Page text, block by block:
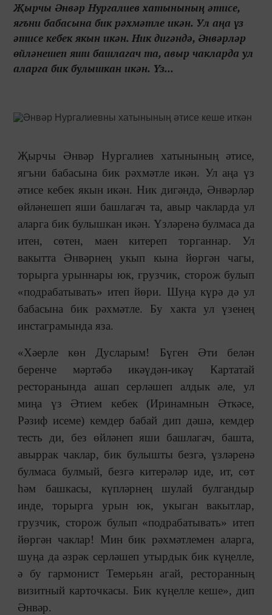
Җырчы Әнвәр Нургалиев хатынының әтисе,
ягъни бабасына бик рәхмәтле икән. Ул аңа үз
әтисе кебек якын икән. Ник дигәндә, Әнвәрләр
өйләнешеп яши башлагач та, авыр чакларда ул
аларга бик булышкан икән. Үз...
Җырчы Әнвәр Нургалиев хатынының әтисе,
ягъни бабасына бик рәхмәтле икән. Ул аңа үз
әтисе кебек якын икән. Ник дигәндә, Әнвәрләр
өйләнешеп яши башлагач та, авыр чакларда ул
аларга бик булышкан икән. Үзләренә булмаса да
итен, сөтен, маен китереп торганнар. Ул
вакытта Әнвәрнең укып кына йөргән чагы,
торырга урыннары юк, грузчик, сторож булып
«подрабатывать» итеп йөри. Шуңа күрә дә ул
бабасына бик рәхмәтле. Бу хакта ул үзенең
инстаграмында яза.
«Хәерле көн Дусларым! Бүген Әти белән
беренче мәртәбә икәүдән-икәү Картатай
ресторанында ашап серләшеп алдык әле, ул
миңа үз Әтием кебек (Иринамнын Әткәсе,
Рәзиф исеме) кемдер бабай дип дәшә, кемдер
тесть ди, без өйләнеп яши башлагач, башта,
авыррак чаклар, бик булышты безгә, үзләренә
булмаса булмый, безгә китерәләр иде, ит, сөт
һәм башкасы, күпләрнең шулай булгандыр
инде, торырга урын юк, укыган вакытлар,
грузчик, сторож булып «подрабатывать» итеп
йөргән чаклар! Мин бик рәхмәтлемен аларга,
шуңа да әзрәк серләшеп утырдык бик күңелле,
ә бу гармонист Темерьян агай, ресторанның
визитный карточкасы. Бик күңелле кеше», дип
Әнвәр.